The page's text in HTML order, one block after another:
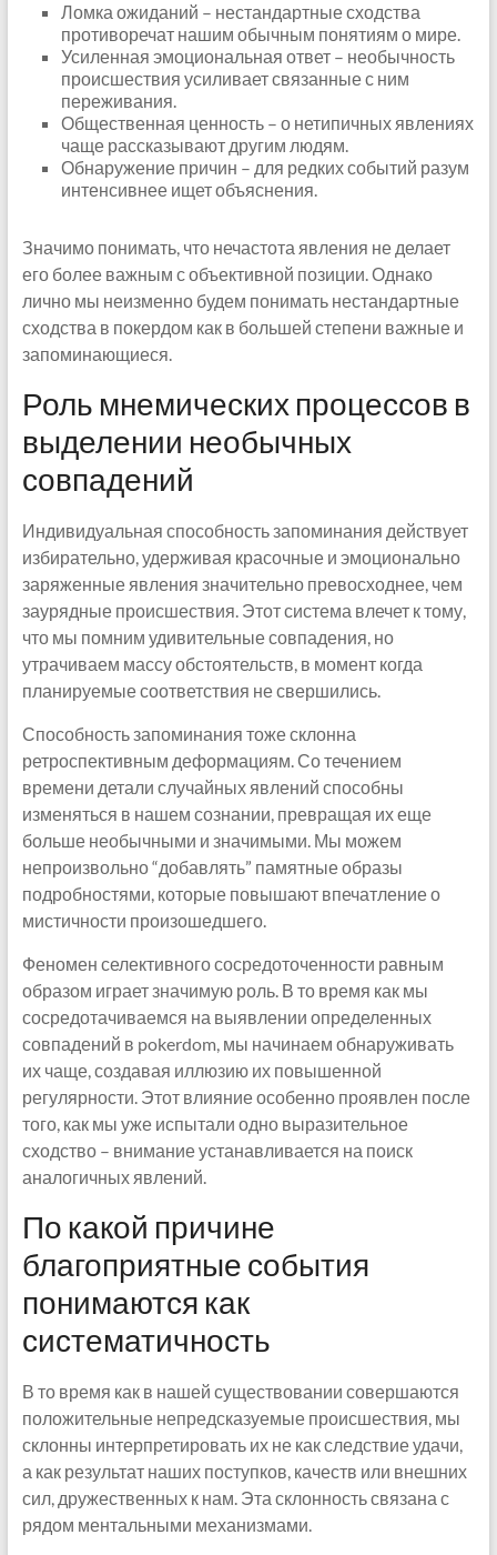
Ломка ожиданий – нестандартные сходства
противоречат нашим обычным понятиям о мире.
Усиленная эмоциональная ответ – необычность
происшествия усиливает связанные с ним
переживания.
Общественная ценность – о нетипичных явлениях
чаще рассказывают другим людям.
Обнаружение причин – для редких событий разум
интенсивнее ищет объяснения.
Значимо понимать, что нечастота явления не делает
его более важным с объективной позиции. Однако
лично мы неизменно будем понимать нестандартные
сходства в покердом как в большей степени важные и
запоминающиеся.
Роль мнемических процессов в
выделении необычных
совпадений
Индивидуальная способность запоминания действует
избирательно, удерживая красочные и эмоционально
заряженные явления значительно превосходнее, чем
заурядные происшествия. Этот система влечет к тому,
что мы помним удивительные совпадения, но
утрачиваем массу обстоятельств, в момент когда
планируемые соответствия не свершились.
Способность запоминания тоже склонна
ретроспективным деформациям. Со течением
времени детали случайных явлений способны
изменяться в нашем сознании, превращая их еще
больше необычными и значимыми. Мы можем
непроизвольно “добавлять” памятные образы
подробностями, которые повышают впечатление о
мистичности произошедшего.
Феномен селективного сосредоточенности равным
образом играет значимую роль. В то время как мы
сосредотачиваемся на выявлении определенных
совпадений в pokerdom, мы начинаем обнаруживать
их чаще, создавая иллюзию их повышенной
регулярности. Этот влияние особенно проявлен после
того, как мы уже испытали одно выразительное
сходство – внимание устанавливается на поиск
аналогичных явлений.
По какой причине
благоприятные события
понимаются как
систематичность
В то время как в нашей существовании совершаются
положительные непредсказуемые происшествия, мы
склонны интерпретировать их не как следствие удачи,
а как результат наших поступков, качеств или внешних
сил, дружественных к нам. Эта склонность связана с
рядом ментальными механизмами.